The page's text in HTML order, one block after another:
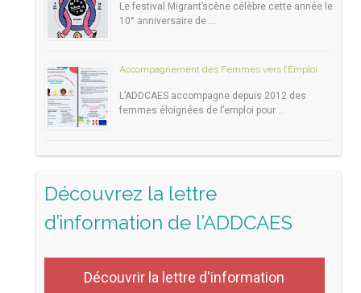
Le festival Migrant’scène célèbre cette année le
10° anniversaire de …
Accompagnement des Femmes vers l’Emploi
L’ADDCAES accompagne depuis 2012 des
femmes éloignées de l’emploi pour …
Découvrez la lettre
d’information de l’ADDCAES
Découvrir la lettre d'information